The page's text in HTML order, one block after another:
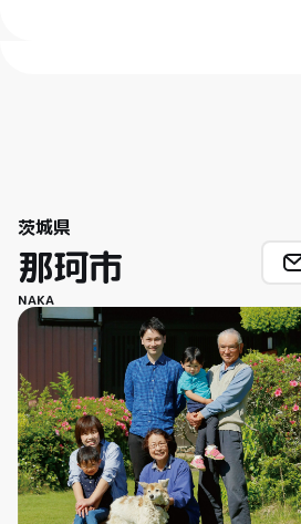
茨城県
那珂市
NAKA